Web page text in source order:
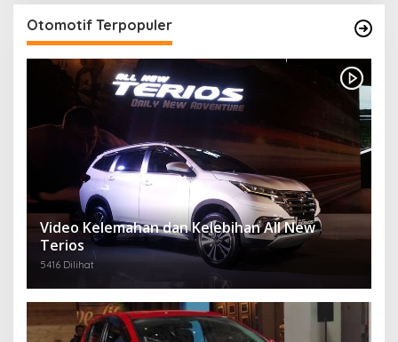
Otomotif Terpopuler
Video Kelemahan dan Kelebihan All New
Terios
5416 Dilihat